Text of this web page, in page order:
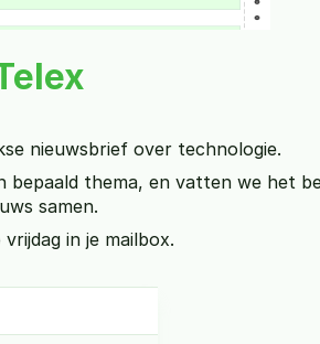
nieuwsbrief over technologie.
bepaald thema, en vatten we het
samen.
in je mailbox.